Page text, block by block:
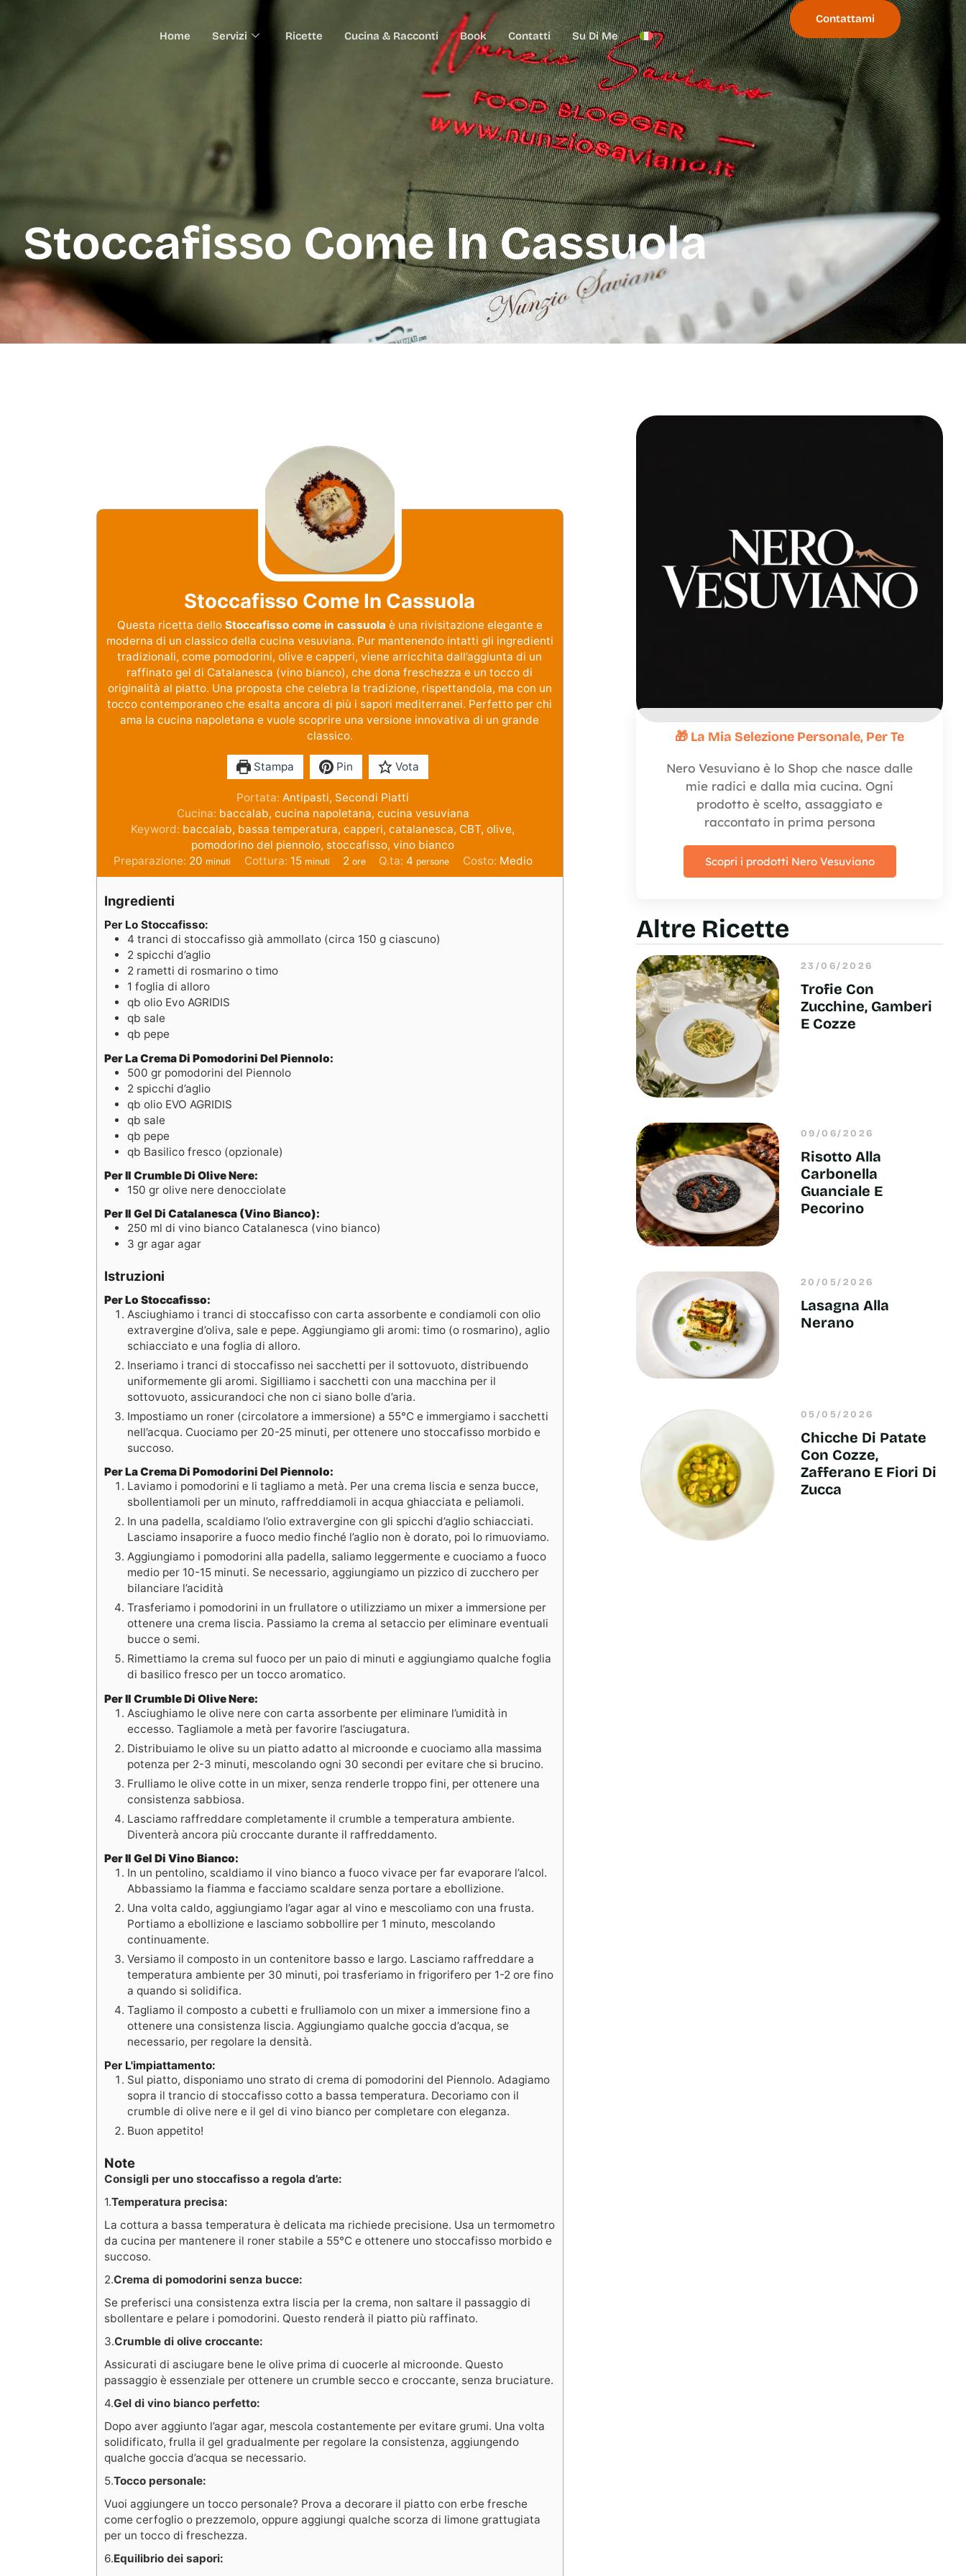
Home Servizi Ricette Cucina & Racconti Book Contatti Su Di Me
Contattami
Stoccafisso Come In Cassuola
Stoccafisso Come In Cassuola
Questa ricetta dello Stoccafisso come in cassuola è una rivisitazione elegante e
moderna di un classico della cucina vesuviana. Pur mantenendo intatti gli ingredienti
tradizionali, come pomodorini, olive e capperi, viene arricchita dall’aggiunta di un
raffinato gel di Catalanesca (vino bianco), che dona freschezza e un tocco di
originalità al piatto. Una proposta che celebra la tradizione, rispettandola, ma con un
tocco contemporaneo che esalta ancora di più i sapori mediterranei. Perfetto per chi
ama la cucina napoletana e vuole scoprire una versione innovativa di un grande
classico.
Stampa Pin Vota
Portata:Antipasti, Secondi Piatti
Cucina: baccalab, cucina napoletana, cucina vesuviana
Keyword: baccalab, bassa temperatura, capperi, catalanesca, CBT, olive,
pomodorino del piennolo, stoccafisso, vino bianco
Preparazione: 20 minuti Cottura: 15 minuti 2 ore Q.ta: 4 persone Costo: Medio
Ingredienti
Per Lo Stoccafisso:
4 tranci di stoccafisso già ammollato (circa 150 g ciascuno)
2 spicchi d’aglio
2 rametti di rosmarino o timo
1 foglia di alloro
qb olio Evo AGRIDIS
qb sale
qb pepe
Per La Crema Di Pomodorini Del Piennolo:
500 gr pomodorini del Piennolo
2 spicchi d’aglio
qb olio EVO AGRIDIS
qb sale
qb pepe
qb Basilico fresco (opzionale)
Per Il Crumble Di Olive Nere:
150 gr olive nere denocciolate
Per Il Gel Di Catalanesca (vino Bianco):
250 ml di vino bianco Catalanesca (vino bianco)
3 gr agar agar
Istruzioni
Per Lo Stoccafisso:
Asciughiamo i tranci di stoccafisso con carta assorbente e condiamoli con olio
extravergine d’oliva, sale e pepe. Aggiungiamo gli aromi: timo (o rosmarino), aglio
schiacciato e una foglia di alloro.
Inseriamo i tranci di stoccafisso nei sacchetti per il sottovuoto, distribuendo
uniformemente gli aromi. Sigilliamo i sacchetti con una macchina per il
sottovuoto, assicurandoci che non ci siano bolle d’aria.
Impostiamo un roner (circolatore a immersione) a 55°C e immergiamo i sacchetti
nell’acqua. Cuociamo per 20-25 minuti, per ottenere uno stoccafisso morbido e
succoso.
Per La Crema Di Pomodorini Del Piennolo:
Laviamo i pomodorini e li tagliamo a metà. Per una crema liscia e senza bucce,
sbollentiamoli per un minuto, raffreddiamoli in acqua ghiacciata e peliamoli.
In una padella, scaldiamo l’olio extravergine con gli spicchi d’aglio schiacciati.
Lasciamo insaporire a fuoco medio finché l’aglio non è dorato, poi lo rimuoviamo.
Aggiungiamo i pomodorini alla padella, saliamo leggermente e cuociamo a fuoco
medio per 10-15 minuti. Se necessario, aggiungiamo un pizzico di zucchero per
bilanciare l’acidità
Trasferiamo i pomodorini in un frullatore o utilizziamo un mixer a immersione per
ottenere una crema liscia. Passiamo la crema al setaccio per eliminare eventuali
bucce o semi.
Rimettiamo la crema sul fuoco per un paio di minuti e aggiungiamo qualche foglia
di basilico fresco per un tocco aromatico.
Per Il Crumble Di Olive Nere:
Asciughiamo le olive nere con carta assorbente per eliminare l’umidità in
eccesso. Tagliamole a metà per favorire l’asciugatura.
Distribuiamo le olive su un piatto adatto al microonde e cuociamo alla massima
potenza per 2-3 minuti, mescolando ogni 30 secondi per evitare che si brucino.
Frulliamo le olive cotte in un mixer, senza renderle troppo fini, per ottenere una
consistenza sabbiosa.
Lasciamo raffreddare completamente il crumble a temperatura ambiente.
Diventerà ancora più croccante durante il raffreddamento.
Per Il Gel Di Vino Bianco:
In un pentolino, scaldiamo il vino bianco a fuoco vivace per far evaporare l’alcol.
Abbassiamo la fiamma e facciamo scaldare senza portare a ebollizione.
Una volta caldo, aggiungiamo l’agar agar al vino e mescoliamo con una frusta.
Portiamo a ebollizione e lasciamo sobbollire per 1 minuto, mescolando
continuamente.
Versiamo il composto in un contenitore basso e largo. Lasciamo raffreddare a
temperatura ambiente per 30 minuti, poi trasferiamo in frigorifero per 1-2 ore fino
a quando si solidifica.
Tagliamo il composto a cubetti e frulliamolo con un mixer a immersione fino a
ottenere una consistenza liscia. Aggiungiamo qualche goccia d’acqua, se
necessario, per regolare la densità.
Per L'impiattamento:
Sul piatto, disponiamo uno strato di crema di pomodorini del Piennolo. Adagiamo
sopra il trancio di stoccafisso cotto a bassa temperatura. Decoriamo con il
crumble di olive nere e il gel di vino bianco per completare con eleganza.
Buon appetito!
Note
Consigli per uno stoccafisso a regola d’arte:
1.Temperatura precisa:
La cottura a bassa temperatura è delicata ma richiede precisione. Usa un termometro
da cucina per mantenere il roner stabile a 55°C e ottenere uno stoccafisso morbido e
succoso.
2.Crema di pomodorini senza bucce:
Se preferisci una consistenza extra liscia per la crema, non saltare il passaggio di
sbollentare e pelare i pomodorini. Questo renderà il piatto più raffinato.
3.Crumble di olive croccante:
Assicurati di asciugare bene le olive prima di cuocerle al microonde. Questo
passaggio è essenziale per ottenere un crumble secco e croccante, senza bruciature.
4.Gel di vino bianco perfetto:
Dopo aver aggiunto l’agar agar, mescola costantemente per evitare grumi. Una volta
solidificato, frulla il gel gradualmente per regolare la consistenza, aggiungendo
qualche goccia d’acqua se necessario.
5.Tocco personale:
Vuoi aggiungere un tocco personale? Prova a decorare il piatto con erbe fresche
come cerfoglio o prezzemolo, oppure aggiungi qualche scorza di limone grattugiata
per un tocco di freschezza.
6.Equilibrio dei sapori:
🎁 La Mia Selezione Personale, Per Te
Nero Vesuviano è lo Shop che nasce dalle
mie radici e dalla mia cucina. Ogni
prodotto è scelto, assaggiato e
raccontato in prima persona
Scopri i prodotti Nero Vesuviano
Altre Ricette
23/06/2026
Trofie Con
Zucchine, Gamberi
E Cozze
09/06/2026
Risotto Alla
Carbonella
Guanciale E
Pecorino
20/05/2026
Lasagna Alla
Nerano
05/05/2026
Chicche Di Patate
Con Cozze,
Zafferano E Fiori Di
Zucca